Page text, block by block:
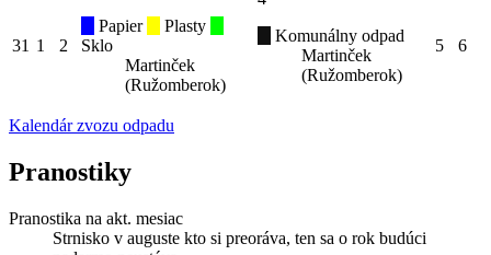
31 1 2
Papier
Plasty
Sklo
Martinček
(Ružomberok)
Komunálny odpad
Martinček
(Ružomberok)
5 6
Kalendár zvozu odpadu
Pranostiky
Pranostika na akt. mesiac
Strnisko v auguste kto si preoráva, ten sa o rok budúci